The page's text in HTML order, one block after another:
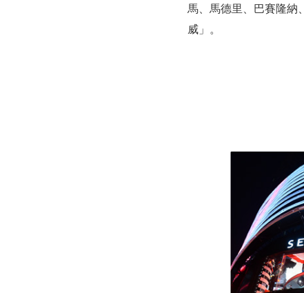
馬、馬德里、巴賽隆納
威」。